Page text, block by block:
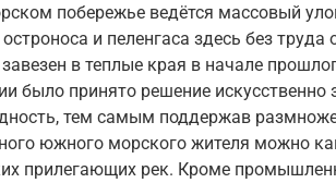
побережье ведётся массовый
остроноса и пеленгаса здесь без
в теплые края в начале
было принято решение искусственно
тем самым поддержав
южного морского жителя можно
прилегающих рек. Кроме